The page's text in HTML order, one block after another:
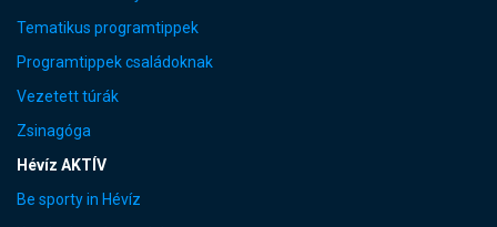
Tematikus programtippek
Programtippek családoknak
Vezetett túrák
Zsinagóga
Hévíz AKTÍV
Be sporty in Hévíz